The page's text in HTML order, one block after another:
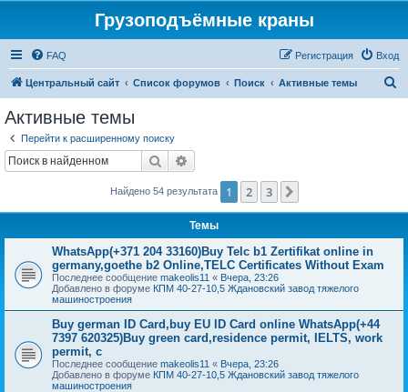
Грузоподъёмные краны
FAQ Вход
Регистрация
Центральный сайт Список форумов Поиск Активные темы
Активные темы
Перейти к расширенному поиску
Поиск
Найдено 54 результата 1 2 3
Темы
WhatsApp(+371 204 33160)Buy Telc b1 Zertifikat online in
germany,goethe b2 Online,TELC Certificates Without Exam
Последнее сообщение makeolis11 « Вчера, 23:26
Добавлено в форуме КПМ 40-27-10,5 Ждановский завод тяжелого
машиностроения
Buy german ID Card,buy EU ID Card online WhatsApp(+44
7397 620325)Buy green card,residence permit, IELTS, work
permit, c
Последнее сообщение makeolis11 « Вчера, 23:26
Добавлено в форуме КПМ 40-27-10,5 Ждановский завод тяжелого
машиностроения